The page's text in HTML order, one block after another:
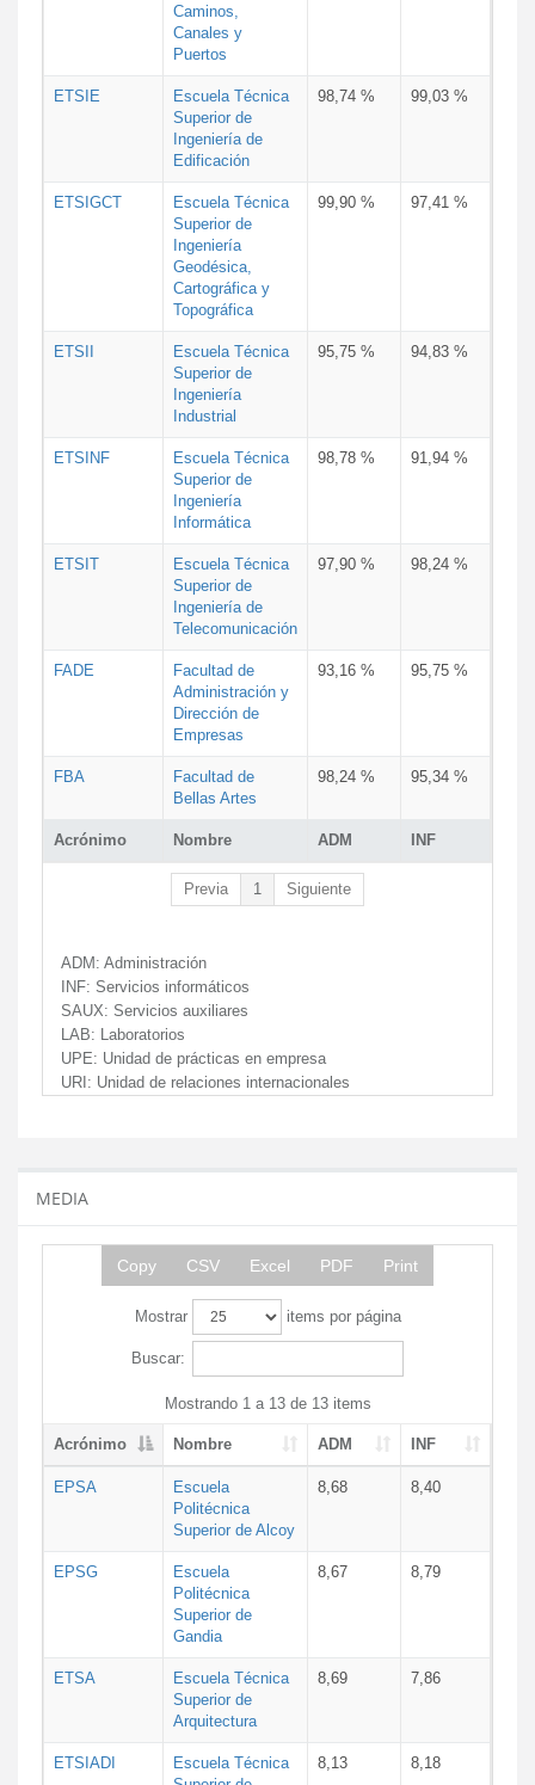
Acrónimo Nombre ADM INF
Caminos,
Canales y
Puertos
ETSIE
Escuela Técnica
Superior de
Ingeniería de
Edificación
98,74 % 99,03 %
ETSIGCT
Escuela Técnica
Superior de
Ingeniería
Geodésica,
Cartográfica y
Topográfica
99,90 % 97,41 %
ETSII
Escuela Técnica
Superior de
Ingeniería
Industrial
95,75 % 94,83 %
ETSINF
Escuela Técnica
Superior de
Ingeniería
Informática
98,78 % 91,94 %
ETSIT
Escuela Técnica
Superior de
Ingeniería de
Telecomunicación
97,90 % 98,24 %
FADE
Facultad de
Administración y
Dirección de
Empresas
93,16 % 95,75 %
FBA
Facultad de
Bellas Artes
98,24 % 95,34 %
Previa 1 Siguiente
ADM: Administración
INF: Servicios informáticos
SAUX: Servicios auxiliares
LAB: Laboratorios
UPE: Unidad de prácticas en empresa
URI: Unidad de relaciones internacionales
MEDIA
Copy CSV Excel PDF Print
Mostrar items por página
Buscar:
Mostrando 1 a 13 de 13 items
Acrónimo Nombre ADM INF
EPSA
Escuela
Politécnica
Superior de Alcoy
8,68 8,40
EPSG
Escuela
Politécnica
Superior de
Gandia
8,67 8,79
ETSA
Escuela Técnica
Superior de
Arquitectura
8,69 7,86
ETSIADI
Escuela Técnica
8,13 8,18